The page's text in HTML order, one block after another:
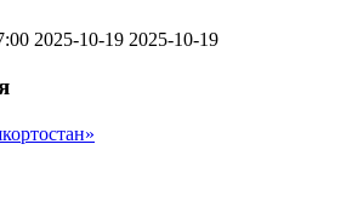
2025-10-19 2025-10-19